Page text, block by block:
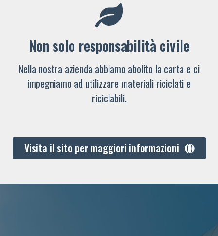
Non solo responsabilità civile
Nella nostra azienda abbiamo abolito la carta e ci
impegniamo ad utilizzare materiali riciclati e
riciclabili.
Visita il sito per maggiori informazioni